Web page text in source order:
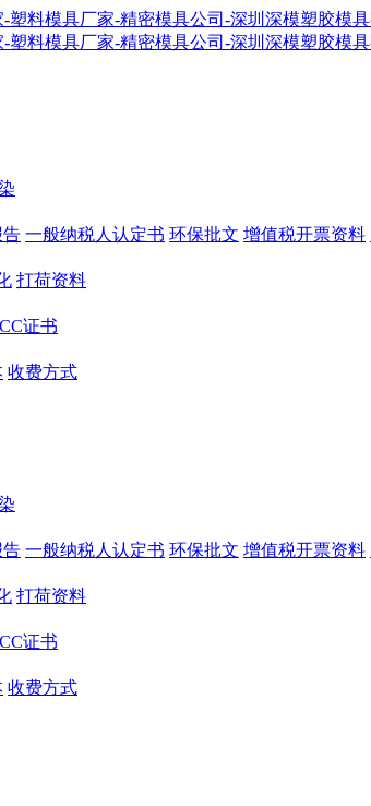
告 一般纳税人认定书 环保批文 增值税开票资料
打荷资料
证书
收费方式
告 一般纳税人认定书 环保批文 增值税开票资料
打荷资料
证书
收费方式